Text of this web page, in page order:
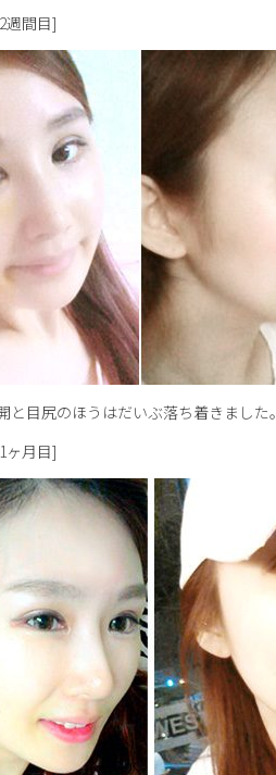
週間目]
目尻のほうはだいぶ落ち着きました。
ヶ月目]